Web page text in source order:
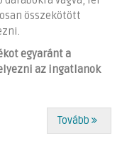
összekötött
egyaránt a
az ingatlanok
Tovább